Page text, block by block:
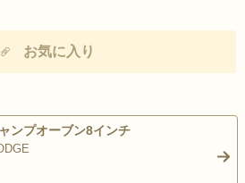
お気に入り
ンプオーブン8インチ